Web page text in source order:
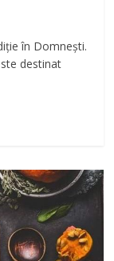
în Domnești.
destinat